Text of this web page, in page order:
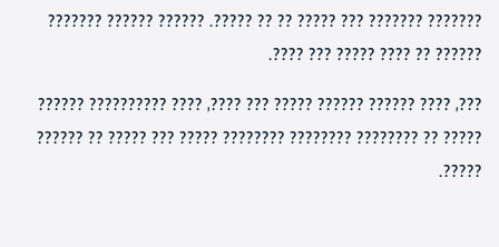
??????? ??????? ??? ????? ?? ?? ?????. ?????? ?????? ???????
?????? ?? ???? ????? ??? ????.
???, ???? ?????? ?????? ????? ??? ????, ???? ?????????? ??????
????? ?? ???????? ???????? ???????? ????? ??? ????? ?? ??????
?????.